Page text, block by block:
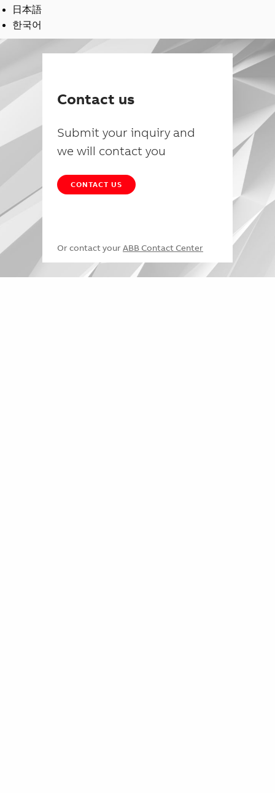
日本語
한국어
Contact us
Submit your inquiry and
we will contact you
CONTACT US
Or contact your ABB Contact Center